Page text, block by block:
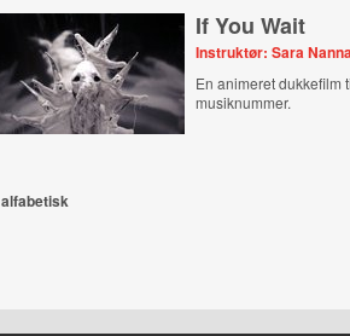
If You Wait
Instruktør: Sara
En animeret dukkefilm
musiknummer.
alfabetisk